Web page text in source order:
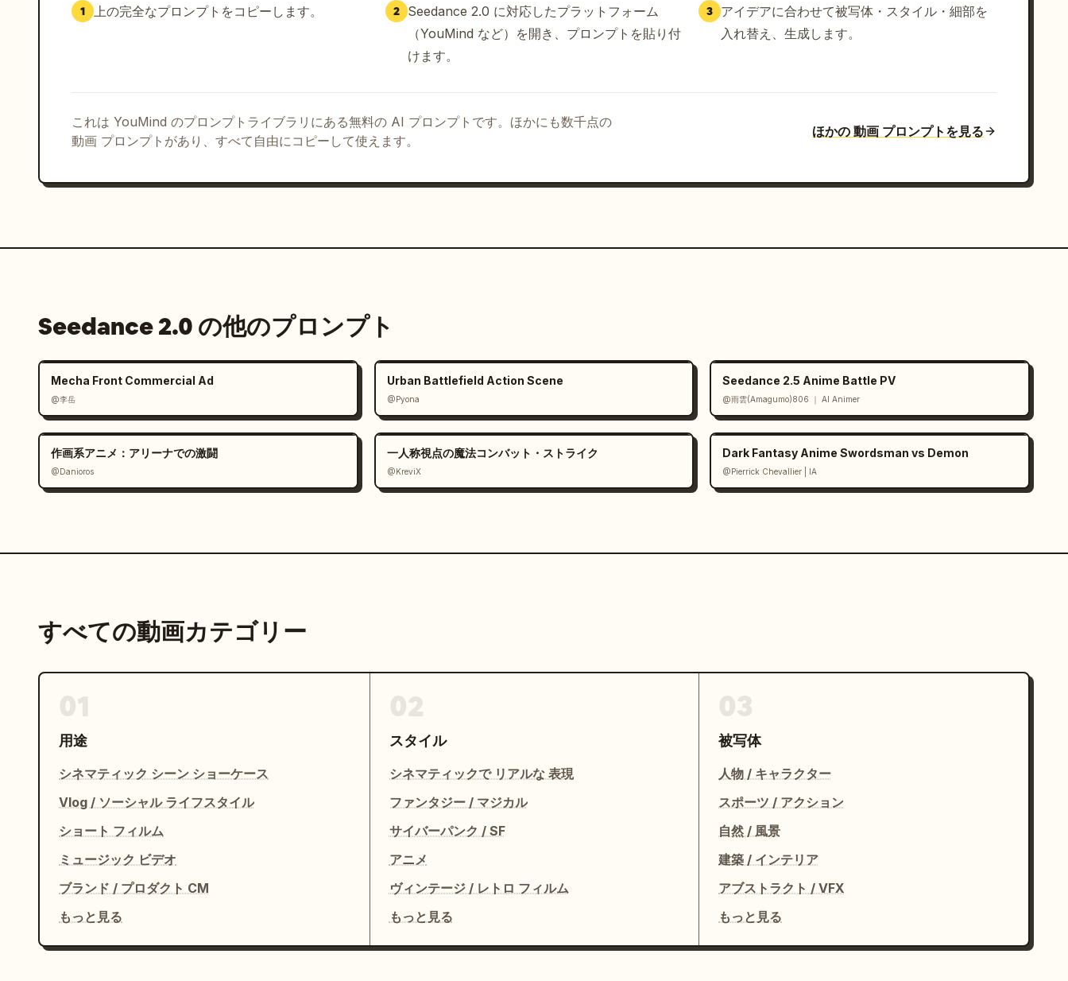
1 上の完全なプロンプトをコピーします。 2 Seedance 2.0 に対応したプラットフォーム
（YouMind など）を開き、プロンプトを貼り付
けます。
3
アイデアに合わせて被写体・スタイル・細部を
入れ替え、生成します。
これは YouMind のプロンプトライブラリにある無料の AI プロンプトです。ほかにも数千点の
動画 プロンプトがあり、すべて自由にコピーして使えます。
ほかの 動画 プロンプトを見る
Seedance 2.0 の他のプロンプト
Mecha Front Commercial Ad
@李岳
Urban Battlefield Action Scene
@Pyona
Seedance 2.5 Anime Battle PV
@雨雲(Amagumo)806 ｜ AI Animer
作画系アニメ：アリーナでの激闘
@Danioros
一人称視点の魔法コンバット・ストライク
@KreviX
Dark Fantasy Anime Swordsman vs Demon
@Pierrick Chevallier | IA
すべての動画カテゴリー
用途
シネマティック シーン ショーケース
Vlog / ソーシャル ライフスタイル
ショート フィルム
ミュージック ビデオ
ブランド / プロダクト CM
もっと見る
スタイル
シネマティックで リアルな 表現
ファンタジー / マジカル
サイバーパンク / SF
アニメ
ヴィンテージ / レトロ フィルム
もっと見る
被写体
人物 / キャラクター
スポーツ / アクション
自然 / 風景
建築 / インテリア
アブストラクト / VFX
もっと見る